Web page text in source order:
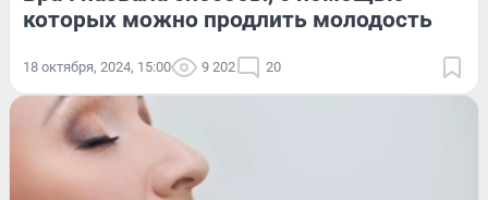
которых можно продлить молодость
18 октября, 2024, 15:00 9 202 20